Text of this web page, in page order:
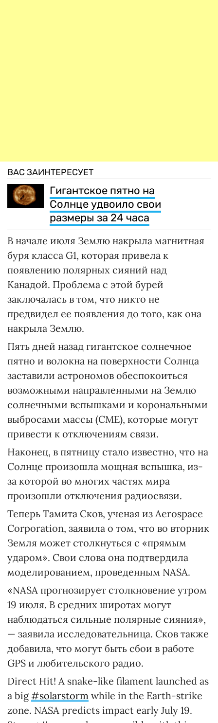
ВАС ЗАИНТЕРЕСУЕТ
Гигантское пятно на
Солнце удвоило свои
размеры за 24 часа
В начале июля Землю накрыла магнитная
буря класса G1, которая привела к
появлению полярных сияний над
Канадой. Проблема с этой бурей
заключалась в том, что никто не
предвидел ее появления до того, как она
накрыла Землю.
Пять дней назад гигантское солнечное
пятно и волокна на поверхности Солнца
заставили астрономов обеспокоиться
возможными направленными на Землю
солнечными вспышками и корональными
выбросами массы (CME), которые могут
привести к отключениям связи.
Наконец, в пятницу стало известно, что на
Солнце произошла мощная вспышка, из-
за которой во многих частях мира
произошли отключения радиосвязи.
Теперь Тамита Сков, ученая из Aerospace
Corporation, заявила о том, что во вторник
Земля может столкнуться с «прямым
ударом». Свои слова она подтвердила
моделированием, проведенным NASA.
«NASA прогнозирует столкновение утром
19 июля. В средних широтах могут
наблюдаться сильные полярные сияния»,
— заявила исследовательница. Сков также
добавила, что могут быть сбои в работе
GPS и любительского радио.
Direct Hit! A snake-like filament launched as
a big#solarstorm while in the Earth-strike
zone. NASA predicts impact early July 19.